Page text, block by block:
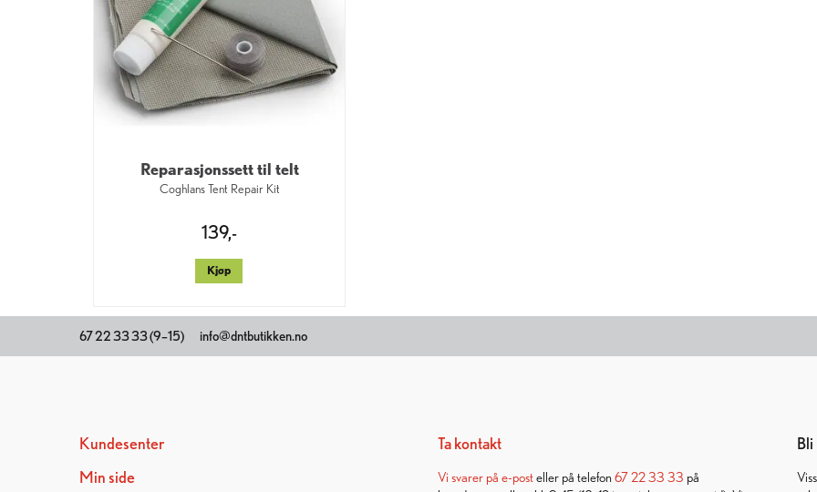
Reparasjonssett til telt
Coghlans Tent Repair Kit
139,-
Kjøp
67 22 33 33 (9–15) info@dntbutikken.no
Kundesenter
Min side
Ta kontakt
Vi svarer påe-posteller på telefon67 22 33 33 på
Bli